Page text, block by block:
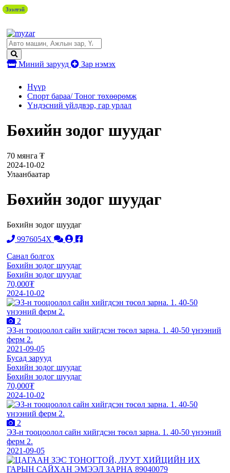
Миний зарууд Зар нэмэх
Нүүр
Спорт бараа/ Тоног төхөөрөмж
Үндэсний үйлдвэр, гар урлал
Бөхийн зодог шуудаг
70 мянга ₮
2024-10-02
Улаанбаатар
Бөхийн зодог шуудаг
Бөхийн зодог шуудаг
9976054X
Санал болгох
Бөхийн зодог шуудаг
Бөхийн зодог шуудаг
70,000₮
2024-10-02
2
ЭЗ-н тооцоолол сайн хийгдсэн төсөл зарна. 1. 40-50 үнээний
ферм 2.
2021-09-05
Бусад зарууд
Бөхийн зодог шуудаг
Бөхийн зодог шуудаг
70,000₮
2024-10-02
2
ЭЗ-н тооцоолол сайн хийгдсэн төсөл зарна. 1. 40-50 үнээний
ферм 2.
2021-09-05
Зээлтэй
Зээлтэй
Зээлтэй